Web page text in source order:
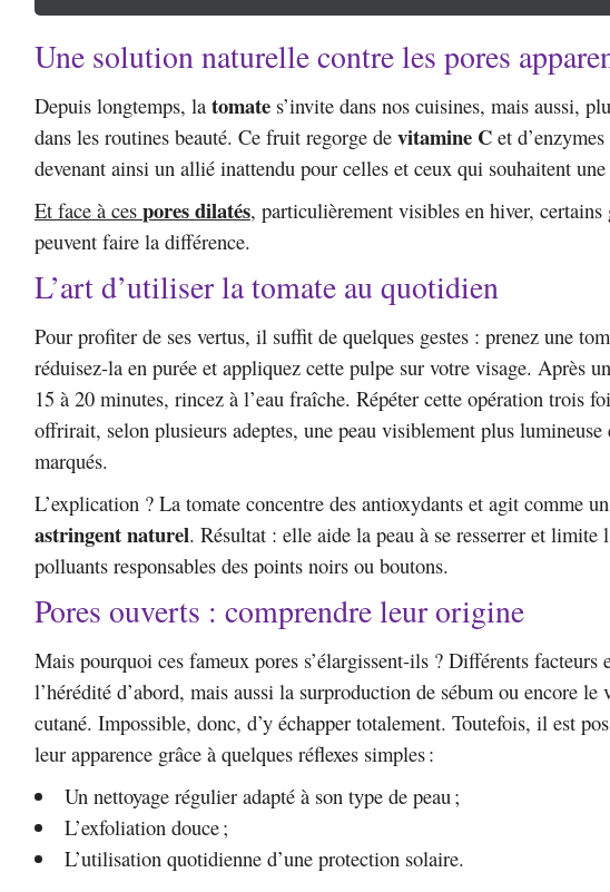
Une solution naturelle contre les pores
Depuis longtemps, la tomate s’invite dans nos cuisines, mais aussi,
dans les routines beauté. Ce fruit regorge de vitamine C et
devenant ainsi un allié inattendu pour celles et ceux qui souhaitent
Et face à ces pores dilatés, particulièrement visibles en hiver, certains
peuvent faire la différence.
L’art d’utiliser la tomate au quotidien
Pour profiter de ses vertus, il suffit de quelques gestes : prenez une
réduisez-la en purée et appliquez cette pulpe sur votre visage. Après
15 à 20 minutes, rincez à l’eau fraîche. Répéter cette opération trois
offrirait, selon plusieurs adeptes, une peau visiblement plus lumineuse
marqués.
L’explication ? La tomate concentre des antioxydants et agit comme
astringent naturel. Résultat : elle aide la peau à se resserrer et limite
polluants responsables des points noirs ou boutons.
Pores ouverts : comprendre leur origine
Mais pourquoi ces fameux pores s’élargissent-ils ? Différents facteurs
l’hérédité d’abord, mais aussi la surproduction de sébum ou encore le
cutané. Impossible, donc, d’y échapper totalement. Toutefois, il est
leur apparence grâce à quelques réflexes simples :
Un nettoyage régulier adapté à son type de peau ;
L’exfoliation douce ;
L’utilisation quotidienne d’une protection solaire.